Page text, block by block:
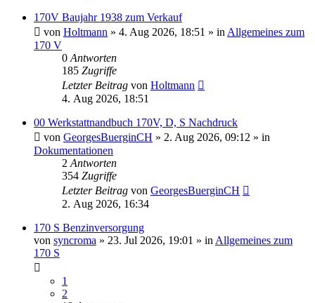
170V Baujahr 1938 zum Verkauf
von Holtmann » 4. Aug 2026, 18:51 » in Allgemeines zum
170 V
0 Antworten
185 Zugriffe
Letzter Beitrag von Holtmann
4. Aug 2026, 18:51
00 Werkstattnandbuch 170V, D, S Nachdruck
von GeorgesBuerginCH » 2. Aug 2026, 09:12 » in
Dokumentationen
2 Antworten
354 Zugriffe
Letzter Beitrag von GeorgesBuerginCH
2. Aug 2026, 16:34
170 S Benzinversorgung
von syncroma » 23. Jul 2026, 19:01 » in Allgemeines zum
170 S
1
2